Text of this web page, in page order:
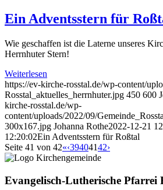
Ein Adventsstern für
Wie geschaffen ist die Laterne unseres
Herrnhuter Stern!
Weiterlesen
https://ev-kirche-rosstal.de/wp-content/
Rosstal_aktuelles_herrnhuter.jpg 450 600
kirche-rosstal.de/wp-
content/uploads/2022/09/
300x167.jpg Johanna Rothe2022-12-21
12:20:02Ein Adventsstern für Roßtal
Seite 41 von 42«‹39404142›
Evangelisch-Lutherische Pfarrei